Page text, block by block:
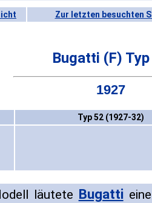
Zur letzten besuchten
Bugatti (F)
1927
Typ 52 (1927-32)
läutete Bugattieine